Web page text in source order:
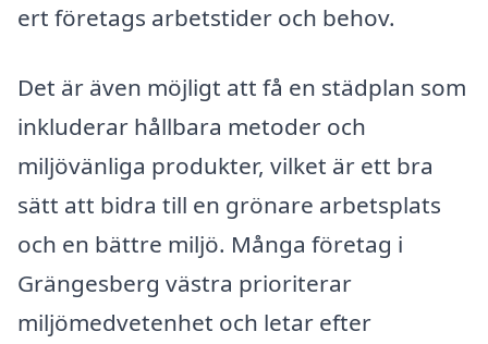
ert företags arbetstider och behov.
Det är även möjligt att få en städplan som
inkluderar hållbara metoder och
miljövänliga produkter, vilket är ett bra
sätt att bidra till en grönare arbetsplats
och en bättre miljö. Många företag i
Grängesberg västra prioriterar
miljömedvetenhet och letar efter